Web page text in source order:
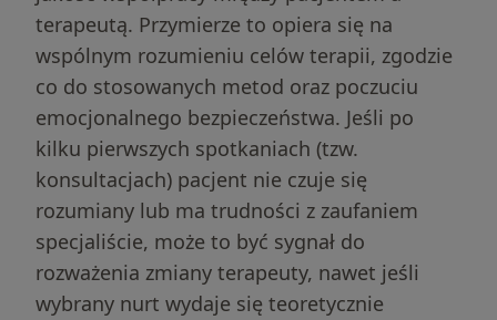
terapeutą. Przymierze to opiera się na
wspólnym rozumieniu celów terapii, zgodzie
co do stosowanych metod oraz poczuciu
emocjonalnego bezpieczeństwa. Jeśli po
kilku pierwszych spotkaniach (tzw.
konsultacjach) pacjent nie czuje się
rozumiany lub ma trudności z zaufaniem
specjaliście, może to być sygnał do
rozważenia zmiany terapeuty, nawet jeśli
wybrany nurt wydaje się teoretycznie